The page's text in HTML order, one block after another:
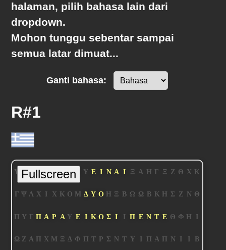
halaman, pilih bahasa lain dari
dropdown.
Mohon tunggu sebentar sampai
semua latar dimuat...
Ganti bahasa:
R#1